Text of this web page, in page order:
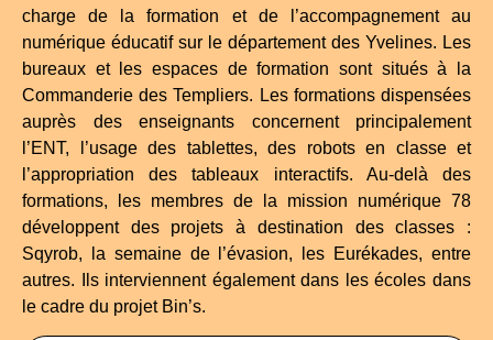
charge de la formation et de l’accompagnement au
numérique éducatif sur le département des Yvelines. Les
bureaux et les espaces de formation sont situés à la
Commanderie des Templiers. Les formations dispensées
auprès des enseignants concernent principalement
l’ENT, l’usage des tablettes, des robots en classe et
l’appropriation des tableaux interactifs. Au-delà des
formations, les membres de la mission numérique 78
développent des projets à destination des classes :
Sqyrob, la semaine de l’évasion, les Eurékades, entre
autres. Ils interviennent également dans les écoles dans
le cadre du projet Bin’s.